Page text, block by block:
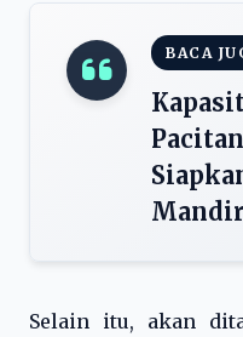
BACA
Selain itu, akan